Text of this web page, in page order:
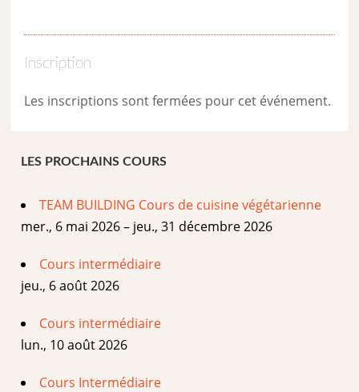
Inscription
Les inscriptions sont fermées pour cet événement.
LES PROCHAINS COURS
TEAM BUILDING Cours de cuisine végétarienne
mer., 6 mai 2026 – jeu., 31 décembre 2026
Cours intermédiaire
jeu., 6 août 2026
Cours intermédiaire
lun., 10 août 2026
Cours Intermédiaire